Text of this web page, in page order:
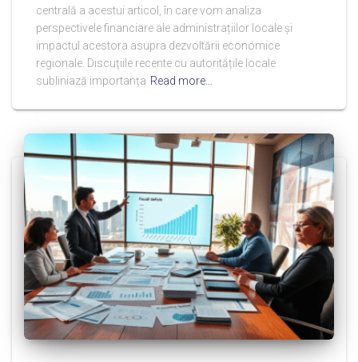
centrală a acestui articol, în care vom analiza
perspectivele financiare ale administrațiilor locale și
impactul acestora asupra dezvoltării economice
regionale. Discuțiile recente cu autoritățile locale
subliniază importanța Read more…